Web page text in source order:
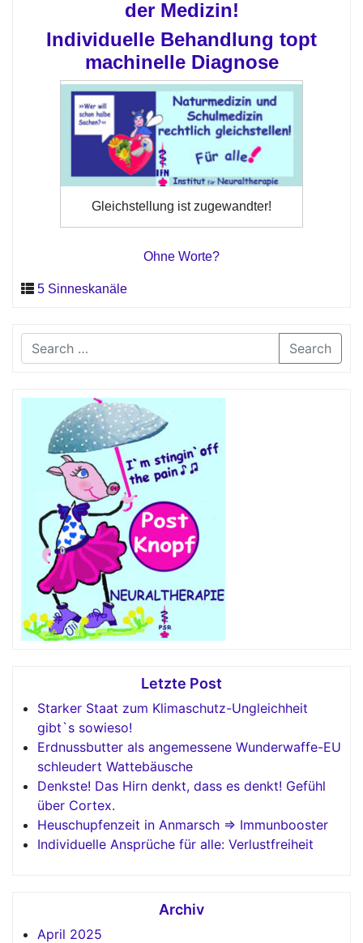
der Medizin!
Individuelle Behandlung topt
machinelle Diagnose
Gleichstellung ist zugewandter!
Ohne Worte?
5 Sinneskanäle
Search
Letzte Post
Starker Staat zum Klimaschutz-Ungleichheit
gibt`s sowieso!
Erdnussbutter als angemessene Wunderwaffe-EU
schleudert Wattebäusche
Denkste! Das Hirn denkt, dass es denkt! Gefühl
über Cortex.
Heuschupfenzeit in Anmarsch => Immunbooster
Individuelle Ansprüche für alle: Verlustfreiheit
Archiv
April 2025